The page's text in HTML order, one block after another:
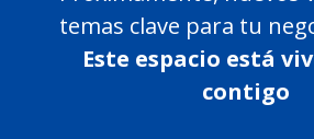
temas clave para tu
Este espacio está
contigo